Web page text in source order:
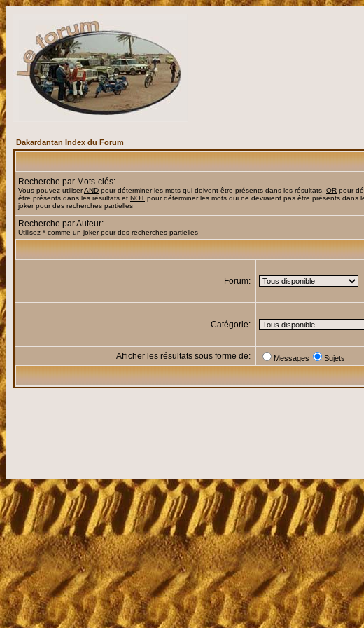
Dakardantan Index du Forum
Recherche par Mots-clés:
Vous pouvez utiliserAND pour déterminer les mots qui doivent être présents dans les résultats, OR pour
être présents dans les résultats et NOT pour déterminer les mots qui ne devraient pas être présents dans
joker pour des recherches partielles
Recherche par Auteur:
Utilisez * comme un joker pour des recherches partielles
Forum:
Catégorie:
Afficher les résultats sous forme de: Messages Sujets